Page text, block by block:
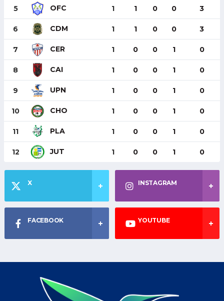
5 OFC 1 1 0 0 3
6 CDM 1 1 0 0 3
7 CER 1 0 0 1 0
8 CAI 1 0 0 1 0
9 UPN 1 0 0 1 0
10 CHO 1 0 0 1 0
11 PLA 1 0 0 1 0
12 JUT 1 0 0 1 0
X INSTAGRAM
FACEBOOK YOUTUBE